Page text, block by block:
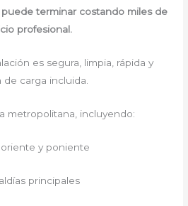
puede terminar costando miles de
profesional.
es segura, limpia, rápida y
carga incluida.
metropolitana, incluyendo:
y poniente
principales